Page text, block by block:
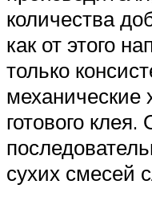
количества
как от этого
только
механические
готового
сухих смесей